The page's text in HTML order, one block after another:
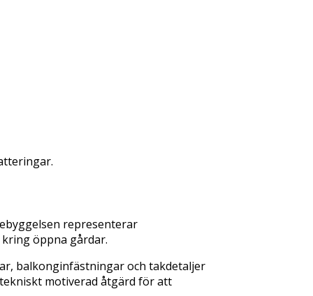
representerar
öppna gårdar.
balkonginfästningar och takdetaljer
motiverad åtgärd för att